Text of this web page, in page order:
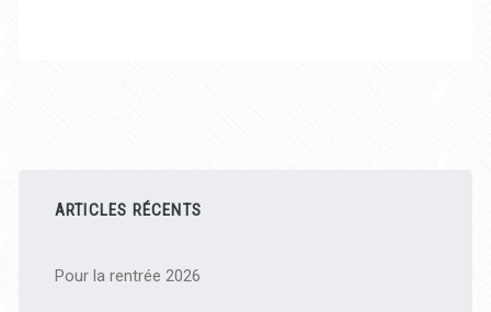
latérale
principale
ARTICLES RÉCENTS
Pour la rentrée 2026